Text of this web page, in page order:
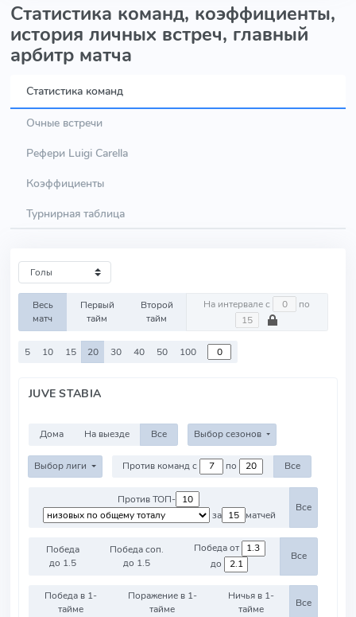
Статистика команд, коэффициенты,
история личных встреч, главный
арбитр матча
Статистика команд
Очные встречи
Рефери Luigi Carella
Коэффициенты
Турнирная таблица
Весь
матч
Первый
тайм
Второй
тайм
На интервале с по
5 10 15 20 30 40 50 100
JUVE STABIA
Дома На выезде Все Выбор сезонов
Выбор лиги Против команд с по Все
Против ТОП-
за
матчей
Все
Победа
до 1.5
Победа соп.
до 1.5
Победа от
до
Все
Победа в 1-
тайме
Поражение в 1-
тайме
Ничья в 1-
тайме
Все